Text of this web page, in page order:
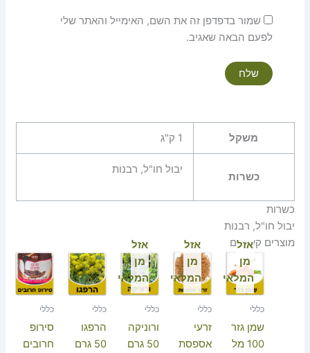
שמור בדפדפן זה את השם, האימייל והאתר שלי
לפעם הבאה שאגיב.
משקל 1 ק"ג
כשרות
יבול חו"ל, רבנות
כשרות
יבול חו"ל, רבנות
מוצרים קשורים
אזל
מן
המלאי
כללי
שמן גזר
100 מל
אזל
מן
המלאי
כללי
זרעי
אספסת
אזל
מן
המלאי
כללי
ורוניקה
50 גרם
כללי
הרפגו
50 גרם
כללי
סירופ
חרובים